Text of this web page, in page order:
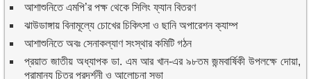
আশাশুনিতে এমপি’র পক্ষ থেকে সিলিং ফ্যান বিতরণ
ঝাউডাঙ্গায় বিনামূল্যে চোখের চিকিৎসা ও ছানি অপারেশন ক্যাম্প
আশাশুনিতে অবঃ সেনাকল্যাণ সংস্থার কমিটি গঠন
প্রয়াত জাতীয় অধ্যাপক ডা. এম আর খান-এর ৯৮তম জন্মবার্ষিকী উপলক্ষে দোয়া,
প্রামান্য চিত্র প্রদর্শনী ও আলোচনা সভা